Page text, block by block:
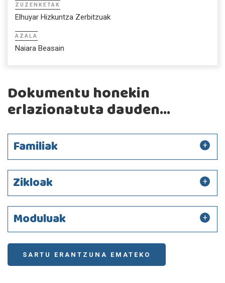
ZUZENKETAK
Elhuyar Hizkuntza Zerbitzuak
AZALA
Naiara Beasain
Dokumentu honekin
erlazionatuta dauden...
Familiak
Zikloak
Moduluak
SARTU ERANTZUNA EMATEKO